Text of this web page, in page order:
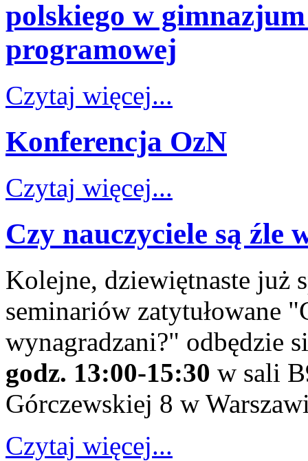
polskiego w
programowej
Czytaj więcej...
Konferencja OzN
Czytaj więcej...
Czy nauczyciele są źle
Kolejne, dziewiętnaste już
seminariów zatytułowane
wynagradzani?" odbędzie
godz. 13:00-15:30 w sali
Górczewskiej 8 w
Czytaj więcej...